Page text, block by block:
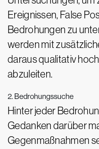
Ereignissen, False
Bedrohungen zu
werden mit
daraus qualitativ
abzuleiten.
2. Bedrohungssuche
Hinter jeder
Gedanken darüber
Gegenmaßnahmen